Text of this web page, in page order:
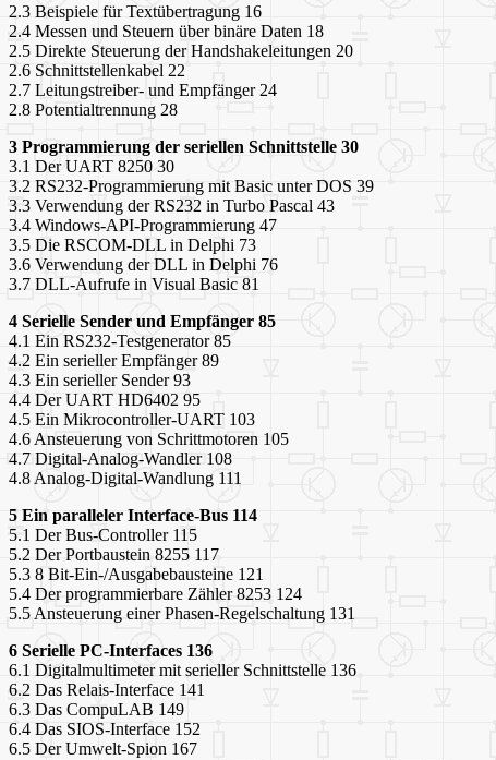
2.3 Beispiele für Textübertragung 16
2.4 Messen und Steuern über binäre Daten 18
2.5 Direkte Steuerung der Handshakeleitungen 20
2.6 Schnittstellenkabel 22
2.7 Leitungstreiber- und Empfänger 24
2.8 Potentialtrennung 28
3 Programmierung der seriellen Schnittstelle 30
3.1 Der UART 8250 30
3.2 RS232-Programmierung mit Basic unter DOS 39
3.3 Verwendung der RS232 in Turbo Pascal 43
3.4 Windows-API-Programmierung 47
3.5 Die RSCOM-DLL in Delphi 73
3.6 Verwendung der DLL in Delphi 76
3.7 DLL-Aufrufe in Visual Basic 81
4 Serielle Sender und Empfänger 85
4.1 Ein RS232-Testgenerator 85
4.2 Ein serieller Empfänger 89
4.3 Ein serieller Sender 93
4.4 Der UART HD6402 95
4.5 Ein Mikrocontroller-UART 103
4.6 Ansteuerung von Schrittmotoren 105
4.7 Digital-Analog-Wandler 108
4.8 Analog-Digital-Wandlung 111
5 Ein paralleler Interface-Bus 114
5.1 Der Bus-Controller 115
5.2 Der Portbaustein 8255 117
5.3 8 Bit-Ein-/Ausgabebausteine 121
5.4 Der programmierbare Zähler 8253 124
5.5 Ansteuerung einer Phasen-Regelschaltung 131
6 Serielle PC-Interfaces 136
6.1 Digitalmultimeter mit serieller Schnittstelle 136
6.2 Das Relais-Interface 141
6.3 Das CompuLAB 149
6.4 Das SIOS-Interface 152
6.5 Der Umwelt-Spion 167